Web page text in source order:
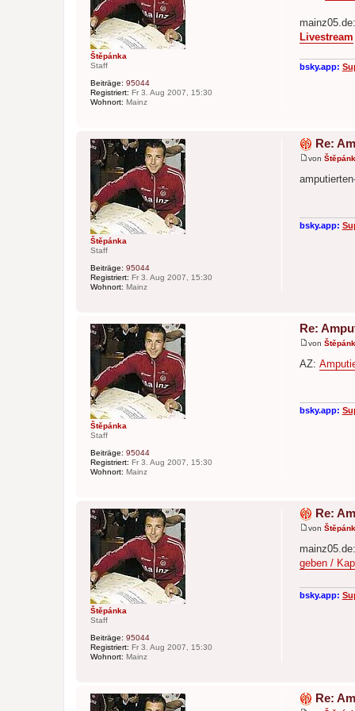
Štěpánka
Staff
Beiträge: 95044
Registriert: Fr 3. Aug 2007, 15:30
Wohnort: Mainz
a
g
mainz05.de:
Livestream
bsky.app:
Štěpánka
Staff
Beiträge: 95044
Registriert: Fr 3. Aug 2007, 15:30
Wohnort: Mainz
Re:
i
g
von
bsky.app:
Štěpánka
Staff
Beiträge: 95044
Registriert: Fr 3. Aug 2007, 15:30
Wohnort: Mainz
Re:
e
i
g
von
AZ:
bsky.app:
Štěpánka
Staff
Beiträge: 95044
Registriert: Fr 3. Aug 2007, 15:30
Wohnort: Mainz
Re:
i
t
g
von
mainz05.de:
geben /
bsky.app:
Re: